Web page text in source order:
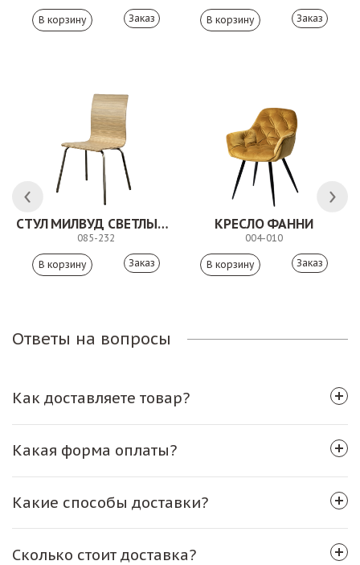
Заказ Заказ
СТУЛ МИЛВУД СВЕТЛЫЙ ШЕЛК
085-232
Заказ
КРЕСЛО ФАННИ
004-010
Заказ
Ответы на вопросы
Как доставляете товар?
Какая форма оплаты?
Какие способы доставки?
Сколько стоит доставка?